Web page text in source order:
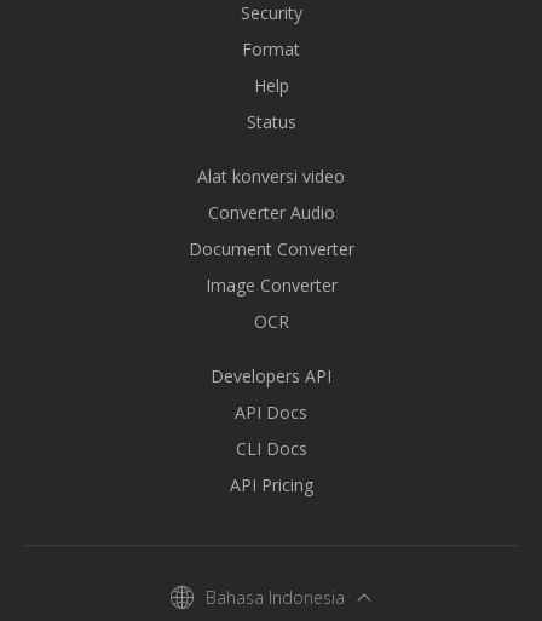
Security
Format
Help
Status
Alat konversi video
Converter Audio
Document Converter
Image Converter
OCR
Developers API
API Docs
CLI Docs
API Pricing
Bahasa Indonesia